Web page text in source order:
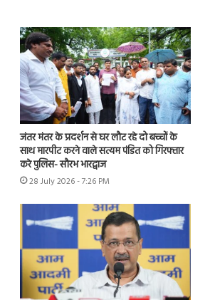
जंतर मंतर के प्रदर्शन से घर लौट रहे दो बच्चों के
साथ मारपीट करने वाले सत्यम पंडित को गिरफ्तार
करे पुलिस- सौरभ भारद्वाज
28 July 2026 - 7:26 PM